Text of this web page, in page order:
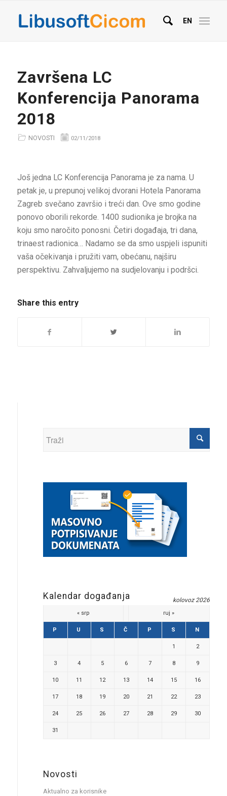
EN
Završena LC
Konferencija Panorama
2018
NOVOSTI 02/11/2018
Još jedna LC Konferencija Panorama je za nama. U
petak je, u prepunoj velikoj dvorani Hotela Panorama
Zagreb svečano završio i treći dan. Ove smo godine
ponovo oborili rekorde. 1400 sudionika je brojka na
koju smo naročito ponosni. Četiri događaja, tri dana,
trinaest radionica… Nadamo se da smo uspjeli ispuniti
vaša očekivanja i pružiti vam, obećanu, najširu
perspektivu. Zahvaljujemo na sudjelovanju i podršci.
Share this entry
Kalendar događanja kolovoz 2026
P U S Č P S N
1 2
3 4 5 6 7 8 9
10 11 12 13 14 15 16
17 18 19 20 21 22 23
24 25 26 27 28 29 30
31
« srp ruj »
Novosti
Aktualno za korisnike